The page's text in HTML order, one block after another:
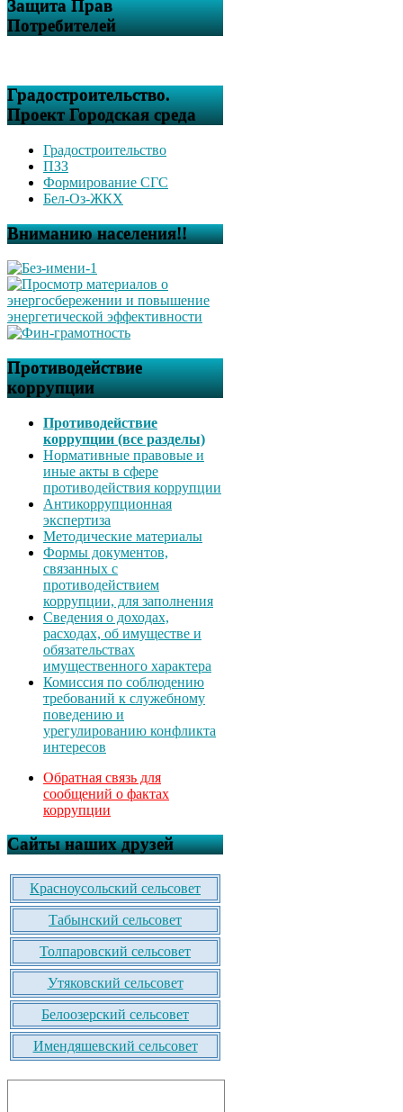
Защита Прав
Потребителей
Градостроительство.
Проект Городская среда
Градостроительство
ПЗЗ
Формирование СГС
Бел-Оз-ЖКХ
Вниманию населения!!
Противодействие
коррупции
Противодействие
коррупции (все разделы)
Нормативные правовые и
иные акты в сфере
противодействия коррупции
Антикоррупционная
экспертиза
Методические материалы
Формы документов,
связанных с
противодействием
коррупции, для заполнения
Сведения о доходах,
расходах, об имуществе и
обязательствах
имущественного характера
Комиссия по соблюдению
требований к служебному
поведению и
урегулированию конфликта
интересов
Обратная связь для
сообщений о фактах
коррупции
Сайты наших друзей
Красноусольский сельсовет
Табынский сельсовет
Толпаровский сельсовет
Утяковский сельсовет
Белоозерский сельсовет
Имендяшевский сельсовет